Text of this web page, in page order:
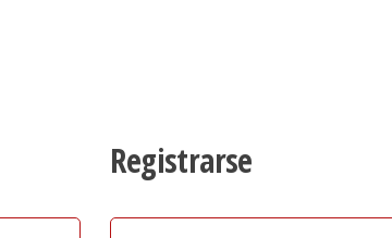
Registrarse